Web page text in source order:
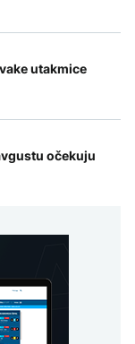
utakmice
očekuju